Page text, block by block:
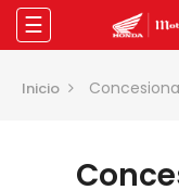
Navegación
de
☰
Inicio